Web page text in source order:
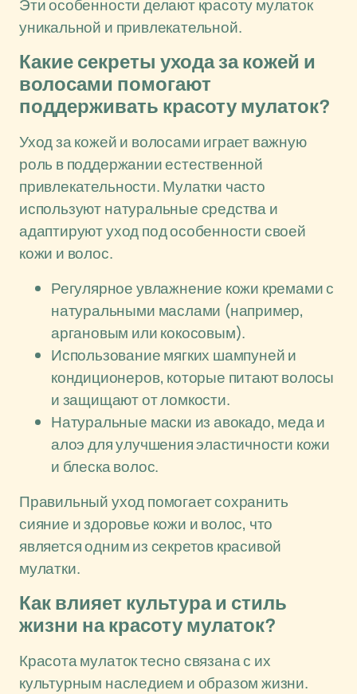
Эти особенности делают красоту мулаток
уникальной и привлекательной.
Какие секреты ухода за кожей и
волосами помогают
поддерживать красоту мулаток?
Уход за кожей и волосами играет важную
роль в поддержании естественной
привлекательности. Мулатки часто
используют натуральные средства и
адаптируют уход под особенности своей
кожи и волос.
Регулярное увлажнение кожи кремами с
натуральными маслами (например,
аргановым или кокосовым).
Использование мягких шампуней и
кондиционеров, которые питают волосы
и защищают от ломкости.
Натуральные маски из авокадо, меда и
алоэ для улучшения эластичности кожи
и блеска волос.
Правильный уход помогает сохранить
сияние и здоровье кожи и волос, что
является одним из секретов красивой
мулатки.
Как влияет культура и стиль
жизни на красоту мулаток?
Красота мулаток тесно связана с их
культурным наследием и образом жизни.